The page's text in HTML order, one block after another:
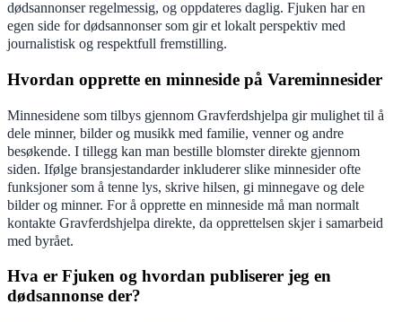
dødsannonser regelmessig, og oppdateres daglig. Fjuken har en
egen side for dødsannonser som gir et lokalt perspektiv med
journalistisk og respektfull fremstilling.
Hvordan opprette en minneside på Vareminnesider
Minnesidene som tilbys gjennom Gravferdshjelpa gir mulighet til å
dele minner, bilder og musikk med familie, venner og andre
besøkende. I tillegg kan man bestille blomster direkte gjennom
siden. Ifølge bransjestandarder inkluderer slike minnesider ofte
funksjoner som å tenne lys, skrive hilsen, gi minnegave og dele
bilder og minner. For å opprette en minneside må man normalt
kontakte Gravferdshjelpa direkte, da opprettelsen skjer i samarbeid
med byrået.
Hva er Fjuken og hvordan publiserer jeg en
dødsannonse der?